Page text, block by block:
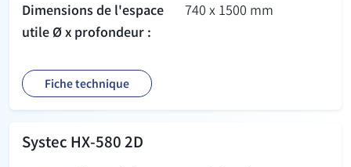
Dimensions de l'espace
utile Ø x profondeur :
740 x 1500 mm
Fiche technique
Systec HX-580 2D